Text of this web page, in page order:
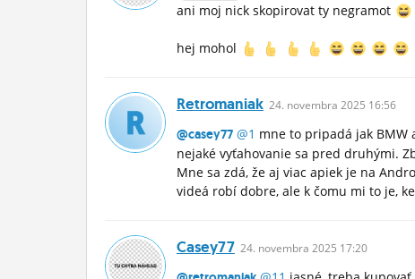
ani moj nick skopirovat ty negramot
hej mohol
Retromaniak 24. novembra 2025 16:56
@casey77 @1 mne to pripadá jak
nejaké vyťahovanie sa pred druhými.
Mne sa zdá, že aj viac apiek je na
videá robí dobre, ale k čomu mi to je,
Casey77 24. novembra 2025 17:20